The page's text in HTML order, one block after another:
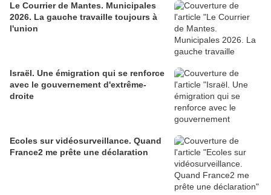
Le Courrier de Mantes. Municipales
2026. La gauche travaille toujours à
l'union
Israël. Une émigration qui se renforce
avec le gouvernement d'extrême-
droite
Ecoles sur vidéosurveillance. Quand
France2 me prête une déclaration